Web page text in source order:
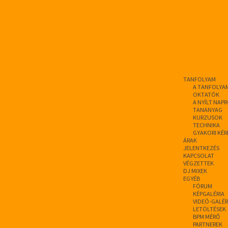
TANFOLYAM
A
OKTATÓK
A NYÍLT
TANANYAG
KURZUSOK
TECHNIKA
GYAKORI
ÁRAK
JELENTKEZÉS
KAPCSOLAT
VÉGZETTEK
DJ MIXEK
EGYÉB
FÓRUM
KÉPGALÉRIA
VIDEÓ-
LETÖLTÉSEK
BPM MÉRŐ
PARTNEREK